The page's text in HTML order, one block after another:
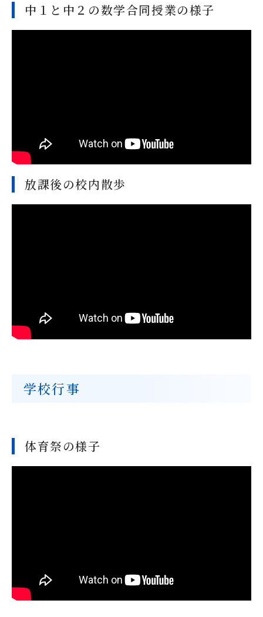
中１と中２の数学合同授業の様子
放課後の校内散歩
学校行事
体育祭の様子